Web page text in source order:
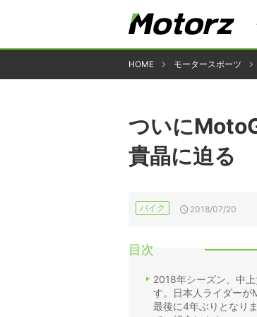
HOME モータースポーツ
ついに
貴晶に迫る
バイク 2018/07/20
目次
2018年シーズン、中
す。日本人ライダーが
最後に4年ぶりとなり